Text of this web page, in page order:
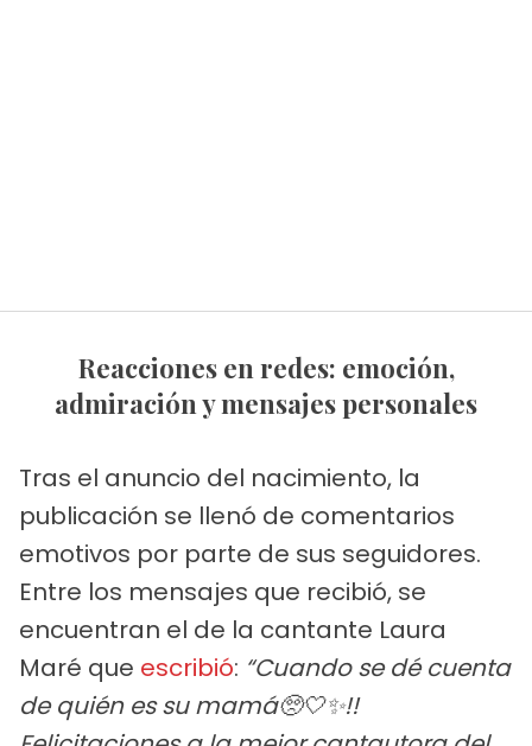
Reacciones en redes: emoción,
admiración y mensajes personales
Tras el anuncio del nacimiento, la
publicación se llenó de comentarios
emotivos por parte de sus seguidores.
Entre los mensajes que recibió, se
encuentran el de la cantante Laura
Maré que escribió: “Cuando se dé cuenta
de quién es su mamá🥺🤍✨!!